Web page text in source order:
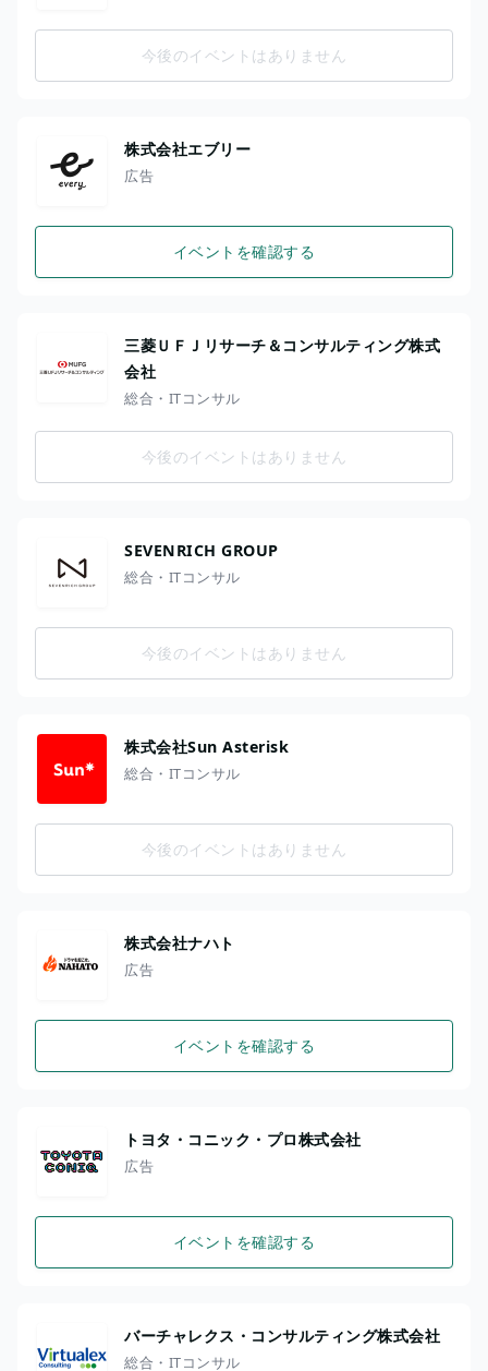
今後のイベントはありません
株式会社エブリー
広告
イベントを確認する
三菱ＵＦＪリサーチ＆コンサルティング株式
会社
総合・ITコンサル
今後のイベントはありません
SEVENRICH GROUP
総合・ITコンサル
今後のイベントはありません
株式会社Sun Asterisk
総合・ITコンサル
今後のイベントはありません
株式会社ナハト
広告
イベントを確認する
トヨタ・コニック・プロ株式会社
広告
イベントを確認する
バーチャレクス・コンサルティング株式会社
総合・ITコンサル